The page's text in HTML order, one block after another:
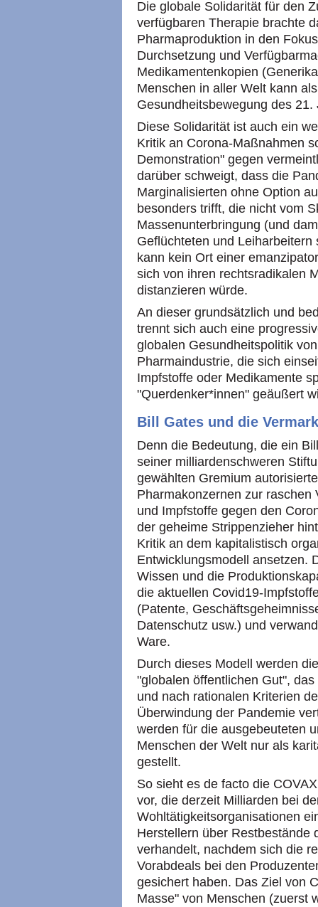
Die globale Solidarität für den
verfügbaren Therapie brachte
Pharmaproduktion in den
Durchsetzung und
Medikamentenkopien
Menschen in aller Welt kann
Gesundheitsbewegung des
Diese Solidarität ist auch ein
Kritik an Corona-Maßnahmen
Demonstration" gegen
darüber schweigt, dass die
Marginalisierten ohne Option
besonders trifft, die nicht vom
Massenunterbringung (und
Geflüchteten und
kann kein Ort einer
sich von ihren rechtsradikalen
distanzieren würde.
An dieser grundsätzlich und
trennt sich auch eine
globalen Gesundheitspolitik
Pharmaindustrie, die sich
Impfstoffe oder Medikamente
"Querdenker*innen" geäußert
Bill Gates und die
Denn die Bedeutung, die ein
seiner milliardenschweren
gewählten Gremium
Pharmakonzernen zur
und Impfstoffe gegen den
der geheime Strippenzieher
Kritik an dem kapitalistisch
Entwicklungsmodell ansetzen.
Wissen und die
die aktuellen Covid19-
(Patente,
Datenschutz usw.) und
Ware.
Durch dieses Modell werden
"globalen öffentlichen Gut",
und nach rationalen Kriterien
Überwindung der Pandemie
werden für die ausgebeuteten
Menschen der Welt nur als
gestellt.
So sieht es de facto die
vor, die derzeit Milliarden bei
Wohltätigkeitsorganisationen
Herstellern über Restbestände
verhandelt, nachdem sich die
Vorabdeals bei den
gesichert haben. Das Ziel von
Masse" von Menschen (zuerst